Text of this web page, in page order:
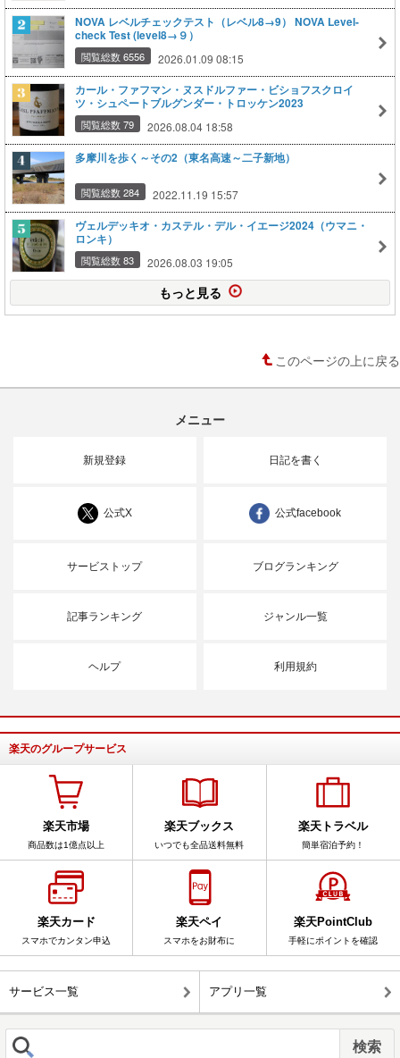
NOVA レベルチェックテスト（レベル8→9） NOVA Level-
check Test (level8→９）
閲覧総数 6556 2026.01.09 08:15
カール・ファフマン・ヌスドルファー・ビショフスクロイ
ツ・シュペートブルグンダー・トロッケン2023
閲覧総数 79 2026.08.04 18:58
多摩川を歩く～その2（東名高速～二子新地）
閲覧総数 284 2022.11.19 15:57
ヴェルデッキオ・カステル・デル・イエージ2024（ウマニ・
ロンキ）
閲覧総数 83 2026.08.03 19:05
もっと見る
このページの上に戻る
メニュー
新規登録 日記を書く
公式X 公式facebook
サービストップ ブログランキング
記事ランキング ジャンル一覧
ヘルプ 利用規約
楽天のグループサービス
楽天市場
商品数は1億点以上
楽天ブックス
いつでも全品送料無料
楽天トラベル
簡単宿泊予約！
楽天カード
スマホでカンタン申込
楽天ペイ
スマホをお財布に
楽天PointClub
手軽にポイントを確認
サービス一覧 アプリ一覧